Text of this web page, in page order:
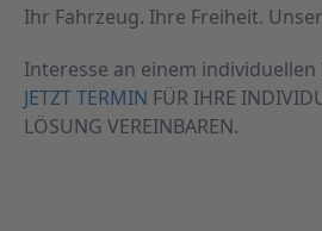
Ihr Fahrzeug. Ihre Freiheit.
Interesse an einem
JETZT TERMIN FÜR IHRE
LÖSUNG VEREINBAREN.